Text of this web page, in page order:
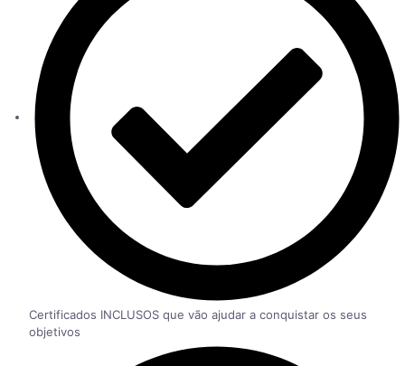
Certificados INCLUSOS que vão ajudar a conquistar os seus
objetivos